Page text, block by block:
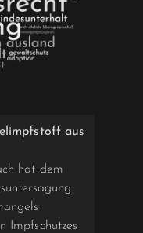
aus
hat dem
Impfschutzes